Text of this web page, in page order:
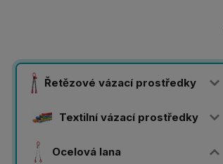
Řetězové vázací prostředky
Textilní vázací prostředky
Ocelová lana